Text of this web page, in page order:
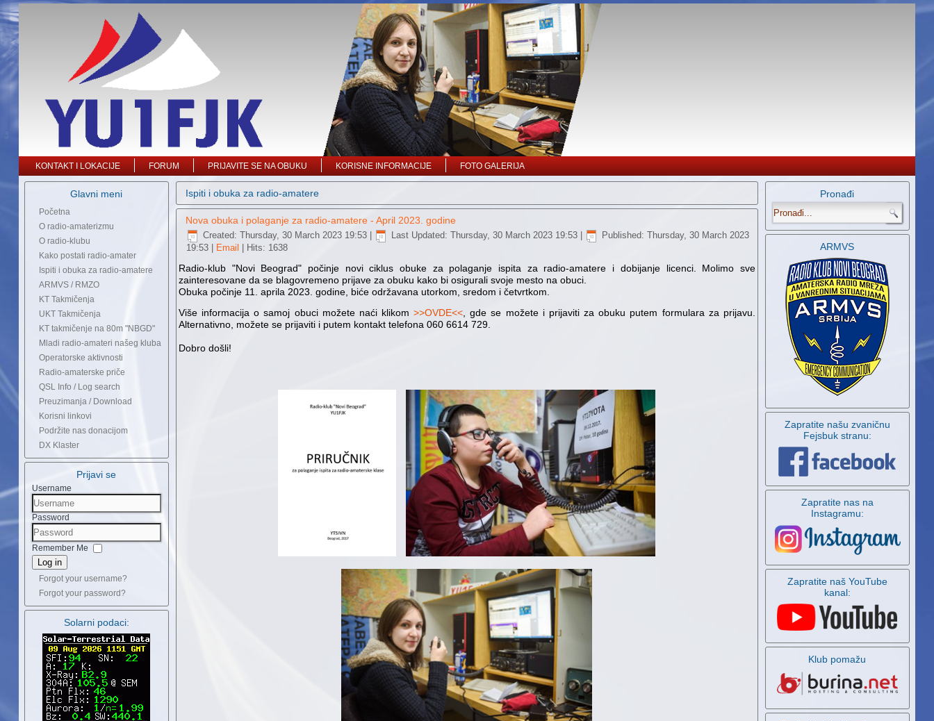
KONTAKT I LOKACIJE FORUM PRIJAVITE SE NA OBUKU KORISNE INFORMACIJE FOTO GALERIJA
Glavni meni
Početna
O radio-amaterizmu
O radio-klubu
Kako postati radio-amater
Ispiti i obuka za radio-amatere
ARMVS / RMZO
KT Takmičenja
UKT Takmičenja
KT takmičenje na 80m "NBGD"
Mladi radio-amateri našeg kluba
Operatorske aktivnosti
Radio-amaterske priče
QSL Info / Log search
Preuzimanja / Download
Korisni linkovi
Podržite nas donacijom
DX Klaster
Prijavi se
Username
Password
Remember Me
Log in
Forgot your username?
Forgot your password?
Solarni podaci:
Ispiti i obuka za radio-amatere
Nova obuka i polaganje za radio-amatere - April 2023. godine
Created: Thursday, 30 March 2023 19:53| Last Updated: Thursday, 30 March 2023 19:53|
Published: Thursday, 30 March 2023
19:53| Email | Hits: 1638
Radio-klub "Novi Beograd" počinje novi ciklus obuke za polaganje ispita za radio-amatere i dobijanje licenci. Molimo sve
zainteresovane da se blagovremeno prijave za obuku kako bi osigurali svoje mesto na obuci.
Obuka počinje 11. aprila 2023. godine, biće održavana utorkom, sredom i četvrtkom.
Više informacija o samoj obuci možete naći klikom>>OVDE<< , gde se možete i prijaviti za obuku putem formulara za prijavu.
Alternativno, možete se prijaviti i putem kontakt telefona 060 6614 729.
Dobro došli!
Pronađi
.
ARMVS
Zapratite našu zvaničnu
Fejsbuk stranu:
Zapratite nas na
Instagramu:
Zapratite naš YouTube
kanal:
Klub pomažu